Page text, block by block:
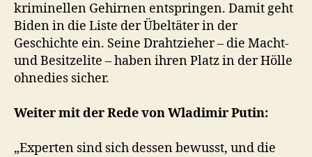
kriminellen Gehirnen entspringen. Damit geht
Biden in die Liste der Übeltäter in der
Geschichte ein. Seine Drahtzieher – die Macht-
und Besitzelite – haben ihren Platz in der Hölle
ohnedies sicher.
Weiter mit der Rede von Wladimir Putin:
„Experten sind sich dessen bewusst, und die